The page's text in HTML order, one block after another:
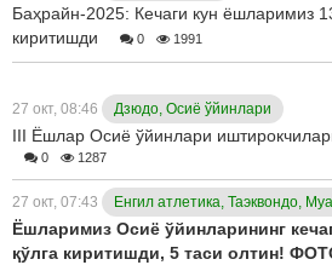
Баҳрайн-2025: Кечаги кун ёшларимиз
киритишди
0 1991
27 окт, 08:46 Дзюдо, Осиё ўйинлари
III Ёшлар Осиё ўйинлари
0 1287
27 окт, 07:43 Енгил атлетика, Таэквондо,
Ёшларимиз Осиё ўйинларининг
қўлга киритишди, 5 таси олтин!